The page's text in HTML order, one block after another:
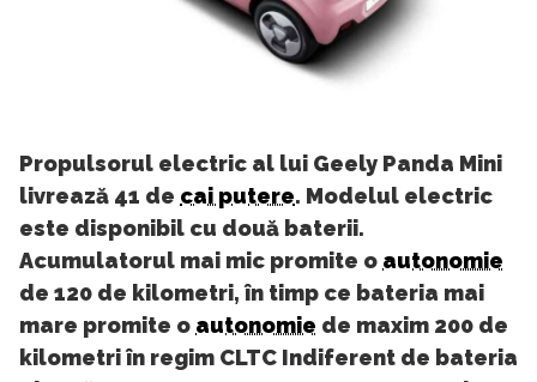
Propulsorul electric al lui Geely Panda Mini
livrează 41 de cai putere. Modelul electric
este disponibil cu două baterii.
Acumulatorul mai mic promite o autonomie
de 120 de kilometri, în timp ce bateria mai
mare promite o autonomie de maxim 200 de
kilometri în regim CLTC Indiferent de bateria